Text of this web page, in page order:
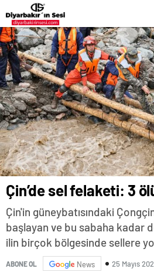
Çin’de sel felaketi: 3
Çin'in güneybatısındaki
başlayan ve bu sabaha kadar
ilin birçok bölgesinde sellere
ABONE OL News 25 Mayıs